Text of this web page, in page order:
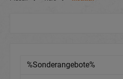
%Sonderangebote%